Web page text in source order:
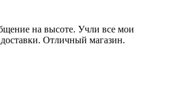
на высоте. Учли все мои
Отличный магазин.